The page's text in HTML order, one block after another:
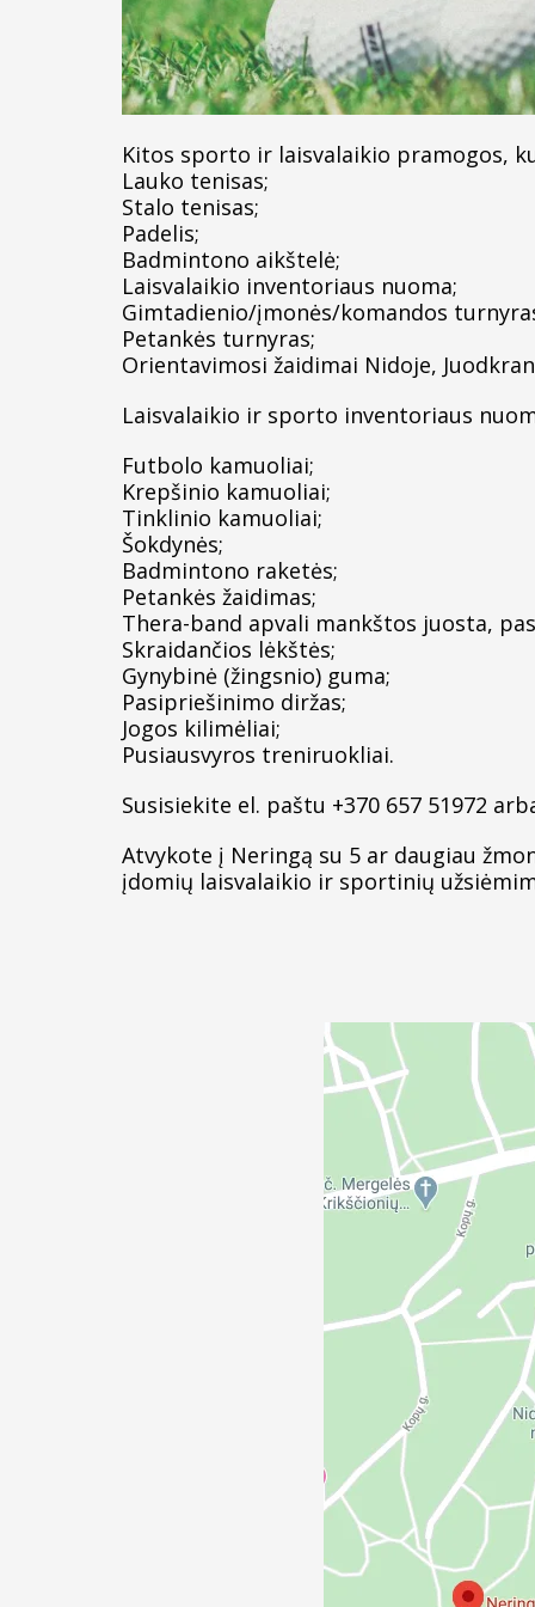
Kitos sporto ir laisvalaikio pramogos,
Lauko tenisas;
Stalo tenisas;
Padelis;
Badmintono aikštelė;
Laisvalaikio inventoriaus nuoma;
Gimtadienio/įmonės/komandos
Petankės turnyras;
Orientavimosi žaidimai Nidoje,
Laisvalaikio ir sporto inventoriaus
Futbolo kamuoliai;
Krepšinio kamuoliai;
Tinklinio kamuoliai;
Šokdynės;
Badmintono raketės;
Petankės žaidimas;
Thera-band apvali mankštos juosta,
Skraidančios lėkštės;
Gynybinė (žingsnio) guma;
Pasipriešinimo diržas;
Jogos kilimėliai;
Pusiausvyros treniruokliai.
Susisiekite el. paštu +370 657 51972
Atvykote į Neringą su 5 ar daugiau
įdomių laisvalaikio ir sportinių